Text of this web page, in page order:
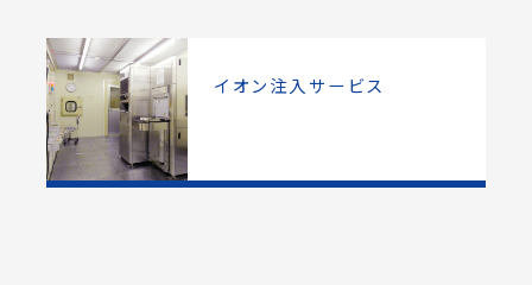
イオン注入サービス